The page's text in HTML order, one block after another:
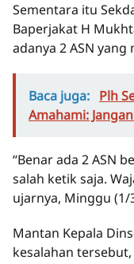
Sementara itu
Baperjakat H
adanya 2 ASN
Baca juga: Plh
Amahami:
“Benar ada 2 ASN
salah ketik saja.
ujarnya, Minggu (1/
Mantan Kepala
kesalahan